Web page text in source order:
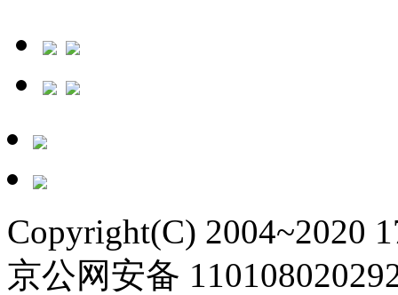
Copyright(C) 2004~2020
京公网安备